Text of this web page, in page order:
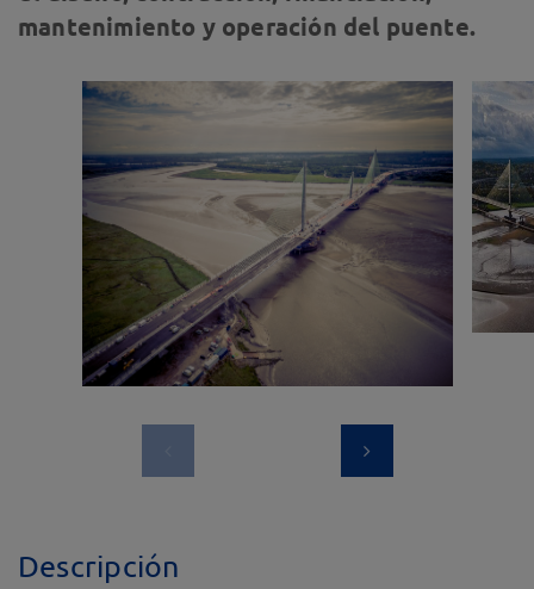
mantenimiento y operación del puente.
Descripción